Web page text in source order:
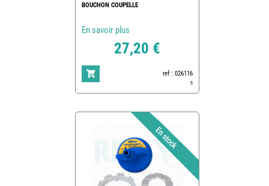
BOUCHON COUPELLE
En savoir plus
27,20 €
ref : 026116
5